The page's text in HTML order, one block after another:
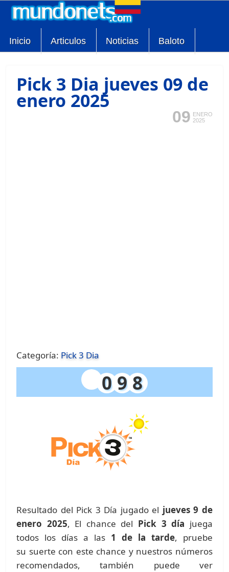
Inicio Articulos Noticias Baloto
Pick 3 Dia jueves 09 de
enero 2025
09 ENERO
2025
Categoría: Pick 3 Dia
0 9 8
Resultado del Pick 3 Día jugado el jueves 9 de
enero 2025, El chance del Pick 3 día juega
todos los días a las 1 de la tarde, pruebe
su suerte con este chance y nuestros números
recomendados, también puede ver